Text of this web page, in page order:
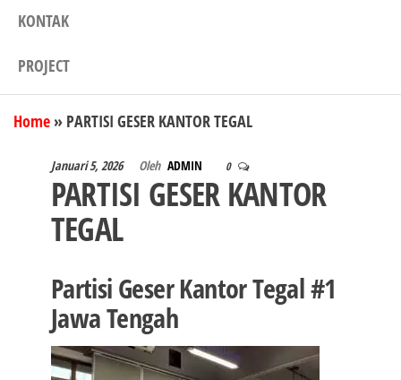
KONTAK
PROJECT
Home » PARTISI GESER KANTOR TEGAL
Januari 5, 2026 Oleh ADMIN 0
PARTISI GESER KANTOR
TEGAL
Partisi Geser Kantor Tegal #1
Jawa Tengah